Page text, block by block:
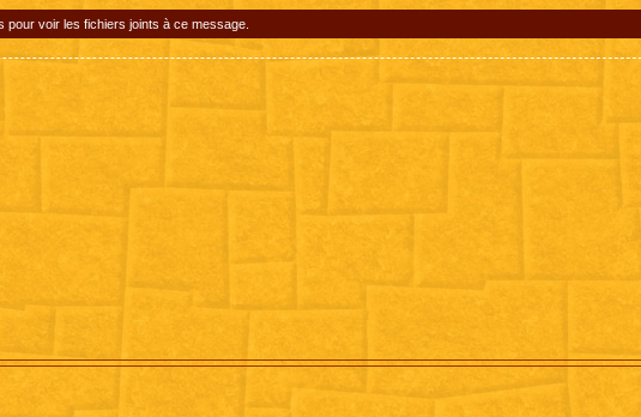
pour voir les fichiers joints à ce message.